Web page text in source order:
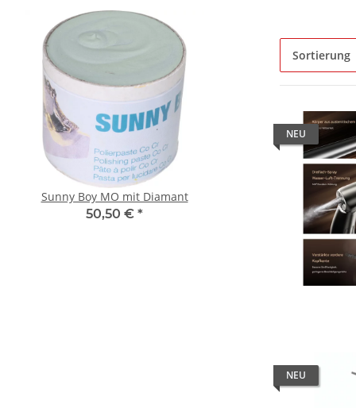
Sortierung
NEU
NEU
Sunny Boy MO mit Diamant
50,50 € *
II/Presto Aqua
99,90 € -